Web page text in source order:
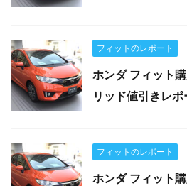
フィットのレポート
ホンダ フィット
リッド値引きレ
フィットのレポート
ホンダ フィット